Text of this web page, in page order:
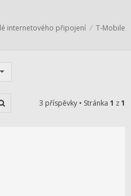
internetového připojení T-Mobile
3 příspěvky • Stránka 1 z1